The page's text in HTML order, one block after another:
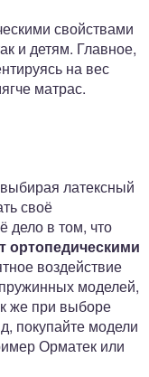
свойствами
и детям. Главное,
на вес
матрас.
латексный
своё
дело в том, что
воздействие
моделей,
же при выборе
покупайте модели
Орматек или